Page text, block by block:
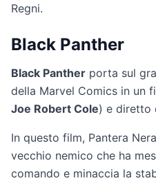
Regni.
Black Panther
Black Panther porta sul
della Marvel Comics in un
Joe Robert Cole) e diretto
In questo film, Pantera
vecchio nemico che ha
comando e minaccia la